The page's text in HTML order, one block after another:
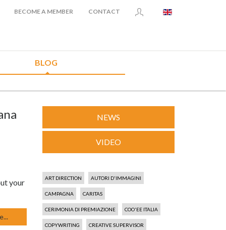
BECOME A MEMBER CONTACT
BLOG
your
NEWS
VIDEO
ART DIRECTION AUTORI D'IMMAGINI
CAMPAGNA CARITAS
CERIMONIA DI PREMIAZIONE COO'EE ITALIA
COPYWRITING CREATIVE SUPERVISOR